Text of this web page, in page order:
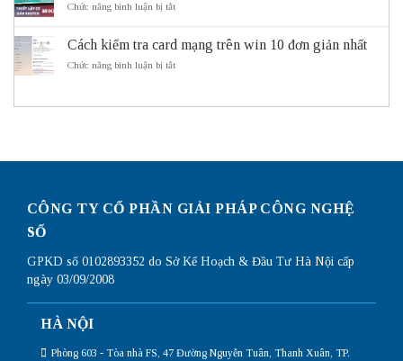
thông
ITS
động
sử
dụng
Subnetting
Chức năng bình luận bị tắtở
cấu
Cách kiểm tra card mạng trên win 10 đơn giản nhất
Chức năng bình luận bị tắtở
tra
nhất
CÔNG TY CỔ PHẦN GIẢI PHÁP CÔNG NGHỆ
SỐ
GPKD số 0102893352 do Sở Kế Hoạch & Đầu Tư Hà Nội cấp
ngày 03/09/2008
HÀ NỘI
Phòng 603 - Tòa nhà FS, 47 Đường Nguyễn Tuân, Thanh Xuân, TP.